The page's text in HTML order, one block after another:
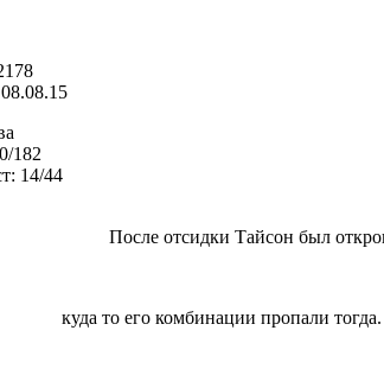
182
14/44
После отсидки Тайсон был
куда то его комбинации пропали